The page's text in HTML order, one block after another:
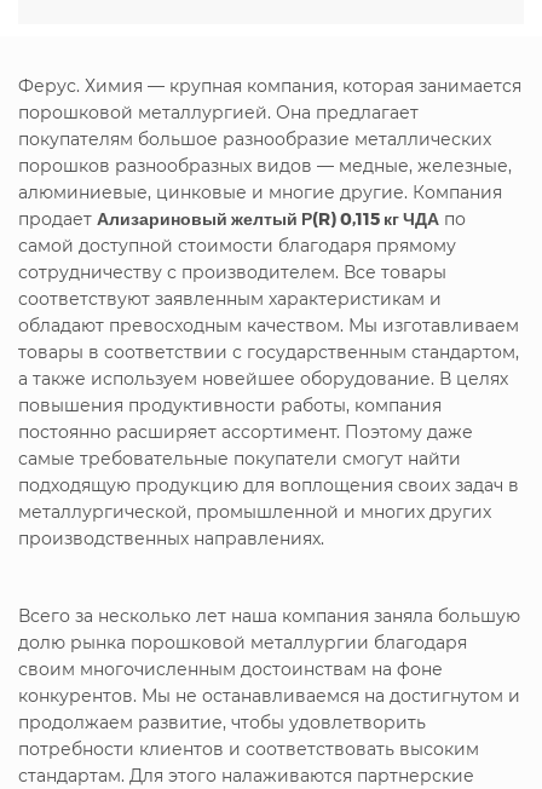
Ферус. Химия — крупная компания, которая занимается
порошковой металлургией. Она предлагает
покупателям большое разнообразие металлических
порошков разнообразных видов — медные, железные,
алюминиевые, цинковые и многие другие. Компания
продает Ализариновый желтый Р(R) 0,115 кг ЧДА по
самой доступной стоимости благодаря прямому
сотрудничеству с производителем. Все товары
соответствуют заявленным характеристикам и
обладают превосходным качеством. Мы изготавливаем
товары в соответствии с государственным стандартом,
а также используем новейшее оборудование. В целях
повышения продуктивности работы, компания
постоянно расширяет ассортимент. Поэтому даже
самые требовательные покупатели смогут найти
подходящую продукцию для воплощения своих задач в
металлургической, промышленной и многих других
производственных направлениях.
Всего за несколько лет наша компания заняла большую
долю рынка порошковой металлургии благодаря
своим многочисленным достоинствам на фоне
конкурентов. Мы не останавливаемся на достигнутом и
продолжаем развитие, чтобы удовлетворить
потребности клиентов и соответствовать высоким
стандартам. Для этого налаживаются партнерские